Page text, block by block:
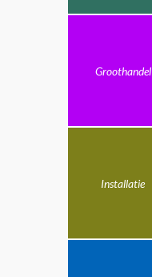
Groothandel
Installatie